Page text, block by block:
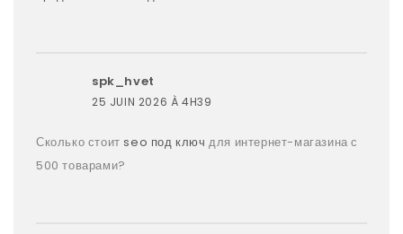
spk_hvet
25 JUIN 2026 À 4H39
Сколько стоитseo под ключ для интернет-магазина с
500 товарами?